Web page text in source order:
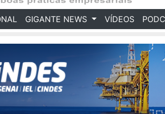
GIGANTE NEWS VÍDEOS